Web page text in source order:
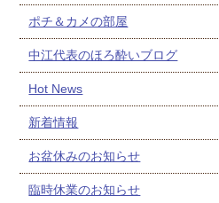
ポチ＆カメの部屋
中江代表のほろ酔いブログ
Hot News
新着情報
お盆休みのお知らせ
臨時休業のお知らせ